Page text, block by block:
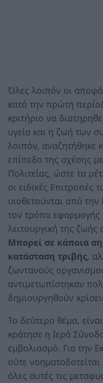
Όλες λοιπόν οι
κατά την πρώτη
κριτήριο να
υγεία και η ζωή των
λοιπόν, αναζητήθηκε
επίπεδο της σχέσης
Πολιτείας, ώστε τα
οι ειδικές Επιτροπές
υιοθετούνται από την
τον τρόπο εφαρμογής
λειτουργική της
Μπορεί σε κάποια
κατάσταση τριβής,
ζωντανούς
αντιμετωπίστηκαν
δημιουργηθούν
Το δεύτερο θέμα,
κράτησε η Ιερά
εμβολιασμό. Για την
ούτε
όλες αυτές τις